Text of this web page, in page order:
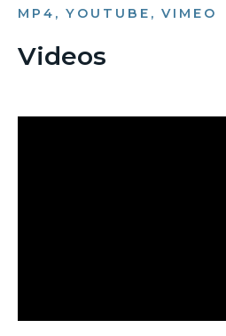
MP4, YOUTUBE, VIMEO
Videos